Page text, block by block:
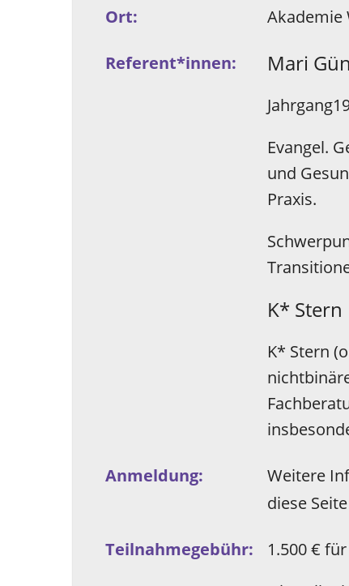
Ort: Akademie
Referent*­innen: Mari
Evangel.
und
Praxis.
K* Stern
K* Stern
Anmeldung: Weitere
diese
Teilnahme­gebühr:
1.500 €